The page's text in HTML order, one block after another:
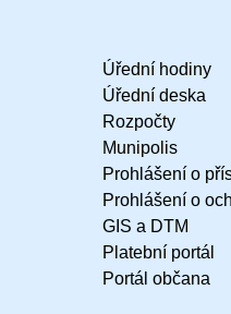
Úřední hodiny
Úřední deska
Rozpočty
Munipolis
Prohlášení o
Prohlášení o
GIS a DTM
Platební portál
Portál občana